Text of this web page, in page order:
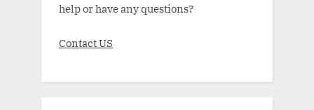
help or have any questions?
Contact US